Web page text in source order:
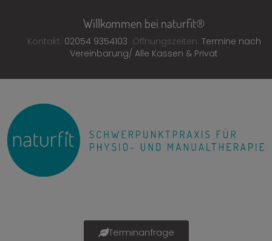
Willkommen bei naturfit®
Kontakt: 02054 9354103 Öffnungszeiten: Termine nach
Vereinbarung/ Alle Kassen & Privat
Terminanfrage